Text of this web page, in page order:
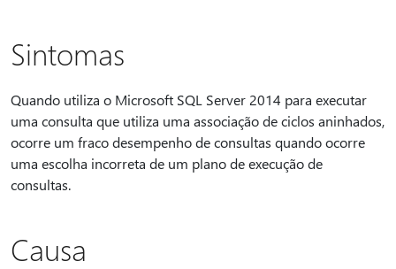
Sintomas
Quando utiliza o Microsoft SQL Server 2014 para executar
uma consulta que utiliza uma associação de ciclos aninhados,
ocorre um fraco desempenho de consultas quando ocorre
uma escolha incorreta de um plano de execução de
consultas.
Causa